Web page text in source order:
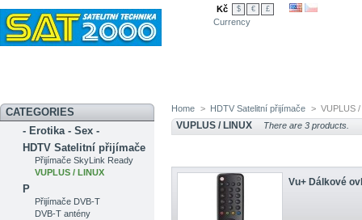
Kč $ € £
Currency
CATEGORIES
- Erotika - Sex -
HDTV Satelitní přijímače
Přijímače SkyLink Ready
VUPLUS / LINUX
P
Přijímače DVB-T
DVB-T antény
Home > HDTV Satelitní přijímače > VUPLUS
VUPLUS / LINUX There are 3 products.
Vu+ Dálkové